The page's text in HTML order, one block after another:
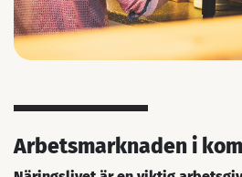
Arbetsmarknaden i